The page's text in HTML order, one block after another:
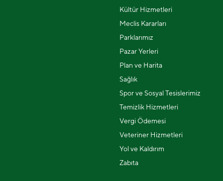
Kültür Hizmetleri
Meclis Kararları
Parklarımız
Pazar Yerleri
Plan ve Harita
Sağlık
Spor ve Sosyal Tesislerimiz
Temizlik Hizmetleri
Vergi Ödemesi
Veteriner Hizmetleri
Yol ve Kaldırım
Zabıta